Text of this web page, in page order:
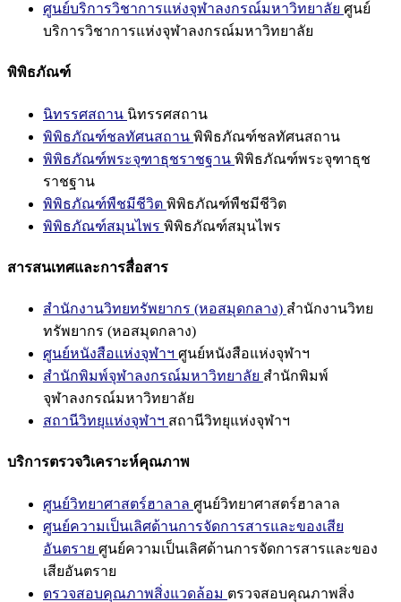
ศูนย์บริการวิชาการแห่งจุฬาลงกรณ์มหาวิทยาลัย ศูนย์
บริการวิชาการแห่งจุฬาลงกรณ์มหาวิทยาลัย
พิพิธภัณฑ์
นิทรรศสถาน นิทรรศสถาน
พิพิธภัณฑ์ชลทัศนสถาน พิพิธภัณฑ์ชลทัศนสถาน
พิพิธภัณฑ์พระจุฑาธุชราชฐาน พิพิธภัณฑ์พระจุฑาธุช
ราชฐาน
พิพิธภัณฑ์พืชมีชีวิต พิพิธภัณฑ์พืชมีชีวิต
พิพิธภัณฑ์สมุนไพร พิพิธภัณฑ์สมุนไพร
สารสนเทศและการสื่อสาร
สำนักงานวิทยทรัพยากร (หอสมุดกลาง) สำนักงานวิทย
ทรัพยากร (หอสมุดกลาง)
ศูนย์หนังสือแห่งจุฬาฯ ศูนย์หนังสือแห่งจุฬาฯ
สำนักพิมพ์จุฬาลงกรณ์มหาวิทยาลัย สำนักพิมพ์
จุฬาลงกรณ์มหาวิทยาลัย
สถานีวิทยุแห่งจุฬาฯ สถานีวิทยุแห่งจุฬาฯ
บริการตรวจวิเคราะห์คุณภาพ
ศูนย์วิทยาศาสตร์ฮาลาล ศูนย์วิทยาศาสตร์ฮาลาล
ศูนย์ความเป็นเลิศด้านการจัดการสารและของเสีย
อันตราย ศูนย์ความเป็นเลิศด้านการจัดการสารและของ
เสียอันตราย
ตรวจสอบคุณภาพสิ่งแวดล้อม ตรวจสอบคุณภาพสิ่ง